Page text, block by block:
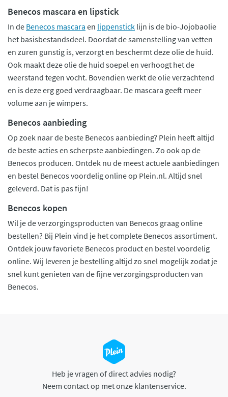
Benecos mascara en lipstick
In de Benecos mascara en lippenstick lijn is de bio-Jojobaolie
het basisbestandsdeel. Doordat de samenstelling van vetten
en zuren gunstig is, verzorgt en beschermt deze olie de huid.
Ook maakt deze olie de huid soepel en verhoogt het de
weerstand tegen vocht. Bovendien werkt de olie verzachtend
en is deze erg goed verdraagbaar. De mascara geeft meer
volume aan je wimpers.
Benecos aanbieding
Op zoek naar de beste Benecos aanbieding? Plein heeft altijd
de beste acties en scherpste aanbiedingen. Zo ook op de
Benecos producen. Ontdek nu de meest actuele aanbiedingen
en bestel Benecos voordelig online op Plein.nl. Altijd snel
geleverd. Dat is pas fijn!
Benecos kopen
Wil je de verzorgingsproducten van Benecos graag online
bestellen? Bij Plein vind je het complete Benecos assortiment.
Ontdek jouw favoriete Benecos product en bestel voordelig
online. Wij leveren je bestelling altijd zo snel mogelijk zodat je
snel kunt genieten van de fijne verzorgingsproducten van
Benecos.
Heb je vragen of direct advies nodig?
Neem contact op met onze klantenservice.